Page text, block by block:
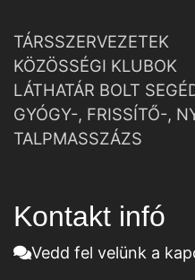
TÁRSSZERVEZETEK
KÖZÖSSÉGI KLUBOK
LÁTHATÁR BOLT
GYÓGY-, FRISSÍTŐ-,
TALPMASSZÁZS
Kontakt infó
Vedd fel velünk a